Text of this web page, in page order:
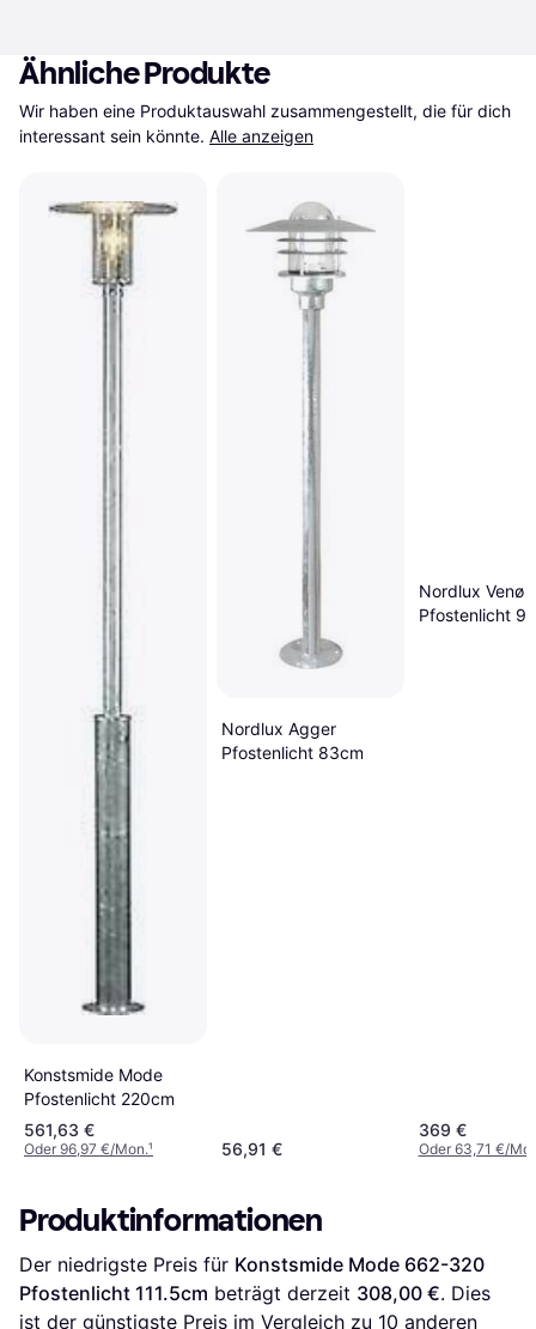
Ähnliche Produkte
Wir haben eine Produktauswahl zusammengestellt, die für dich
interessant sein könnte. Alle anzeigen
Konstsmide Mode
Pfostenlicht 220cm
561,63 €
Oder 96,97 €/Mon.¹
Nordlux Agger
Pfostenlicht 83cm
56,91 €
Nordlux Venø
Pfostenlicht
369 €
Oder 63,71 €/
Produktinformationen
Der niedrigste Preis für Konstsmide Mode 662-320
Pfostenlicht 111.5cm beträgt derzeit 308,00 €. Dies
ist der günstigste Preis im Vergleich zu 10 anderen